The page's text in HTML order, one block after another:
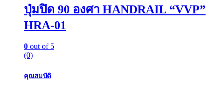
ปุ่มปิด 90 องศา HANDRAIL “VVP”
HRA-01
0 out of 5
(0)
คุณสมบัติ